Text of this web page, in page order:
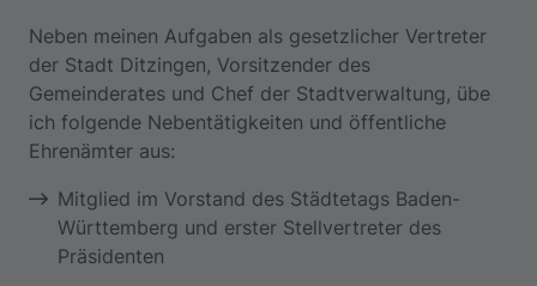
Neben meinen Aufgaben als gesetzlicher Vertreter
der Stadt Ditzingen, Vorsitzender des
Gemeinderates und Chef der Stadtverwaltung, übe
ich folgende Nebentätigkeiten und öffentliche
Ehrenämter aus:
Mitglied im Vorstand des Städtetags Baden-
Württemberg und erster Stellvertreter des
Präsidenten